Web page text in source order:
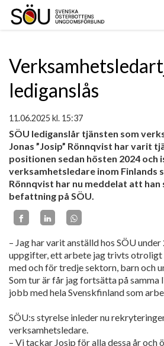
lediganslås
11.06.2025 kl. 15:37
SÖU lediganslår tjänsten som
Jonas ”Josip” Rönnqvist har varit
positionen sedan hösten 2024
verksamhetsledare inom Finlands
Rönnqvist har nu meddelat att han
befattning på SÖU.
– Jag har varit anställd hos SÖU
uppgifter, ett arbete jag trivts otroligt
med och för tredje sektorn, barn och
Som tur är får jag fortsätta på samma
jobb med hela Svenskfinland som
SÖU:s styrelse inleder nu
verksamhetsledare.
– Vi tackar Josip för alla dessa år och